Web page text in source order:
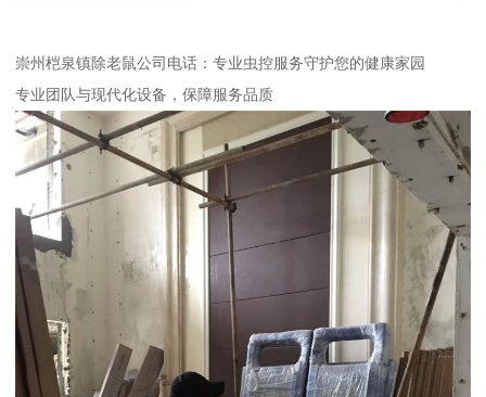
崇州桤泉镇除老鼠公司电话：专业虫控服务守护您的健康家园
专业团队与现代化设备，保障服务品质